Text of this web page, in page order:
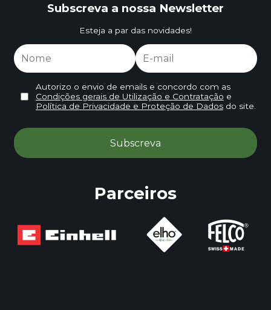
Subscreva a nossa Newsletter
Esteja a par das novidades!
Autorizo o envio de emails e concordo com as
Condições gerais de Utilização e Contratação e
Política de Privacidade e Proteção de Dadosdo site.
Parceiros